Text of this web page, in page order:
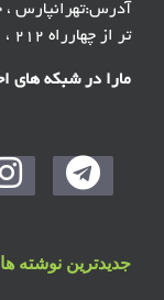
آدرس:تهرانپارس ،
تر از چهارراه ۲۱۲ ، پلاک ۵۵ ، گالری پردیس پایتخت
مارا در شبکه های
جدیدترین نوشته ها